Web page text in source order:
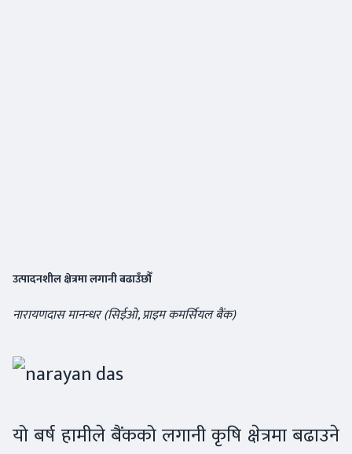
उत्पादनशील क्षेत्रमा लगानी बढाउँछौँ
नारायणदास मानन्धर (सिईओ, प्राइम कमर्सियल बैंक)
यो बर्ष हामीले बैंकको लगानी कृषि क्षेत्रमा बढाउने